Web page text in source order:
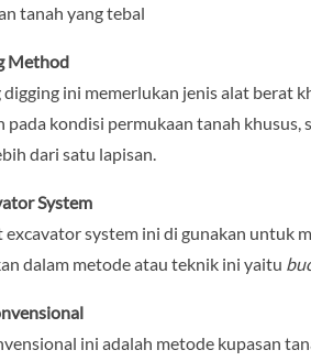
tanah yang tebal
Method
ini memerlukan jenis alat berat
pada kondisi permukaan tanah
dari satu lapisan.
System
system ini di gunakan untuk
dalam metode atau teknik ini yaitu
ini adalah metode kupasan